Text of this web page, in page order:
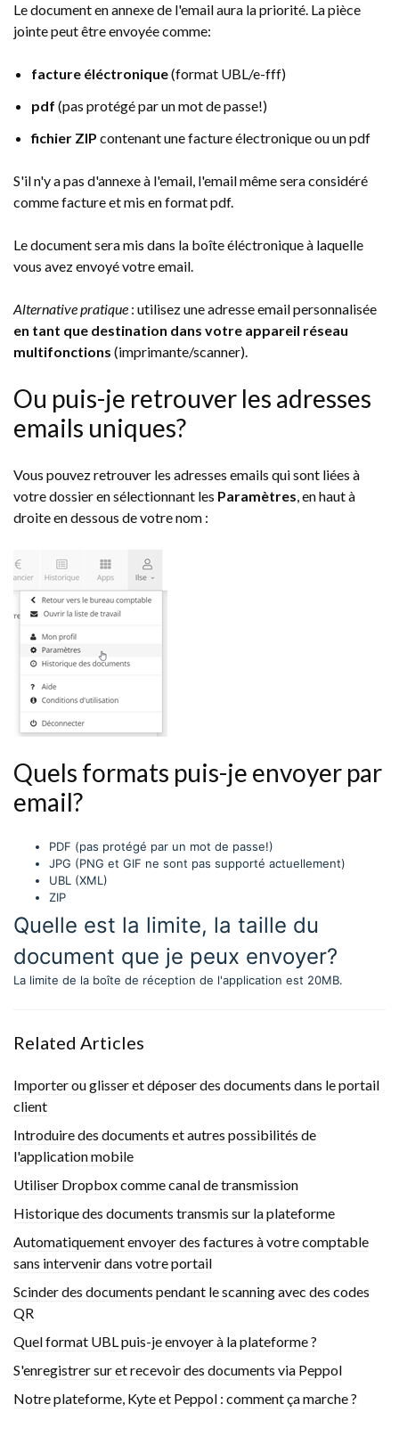
Le document en annexe de l'email aura la priorité. La pièce
jointe peut être envoyée comme:
facture éléctronique(format UBL/e-fff)
pdf (pas protégé par un mot de passe!)
fichier ZIP contenant une facture électronique ou un pdf
S'il n'y a pas d'annexe à l'email, l'email même sera considéré
comme facture et mis en format pdf.
Le document sera mis dans la boîte éléctronique à laquelle
vous avez envoyé votre email.
Alternative pratique : utilisez une adresse email personnalisée
en tant que destination dans votre appareil réseau
multifonctions (imprimante/scanner).
Ou puis-je retrouver les adresses
emails uniques?
Vous pouvez retrouver les adresses emails qui sont liées à
votre dossier en sélectionnant les Paramètres, en haut à
droite en dessous de votre nom :
Quels formats puis-je envoyer par
email?
PDF (pas protégé par un mot de passe!)
JPG (PNG et GIF ne sont pas supporté actuellement)
UBL (XML)
ZIP
Quelle est la limite, la taille du
document que je peux envoyer?
La limite de la boîte de réception de l'application est 20MB.
Related Articles
Importer ou glisser et déposer des documents dans le portail
client
Introduire des documents et autres possibilités de
l'application mobile
Utiliser Dropbox comme canal de transmission
Historique des documents transmis sur la plateforme
Automatiquement envoyer des factures à votre comptable
sans intervenir dans votre portail
Scinder des documents pendant le scanning avec des codes
QR
Quel format UBL puis-je envoyer à la plateforme ?
S'enregistrer sur et recevoir des documents via Peppol
Notre plateforme, Kyte et Peppol : comment ça marche ?